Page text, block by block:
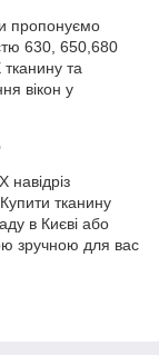
пропонуємо
630, 650,680
та
вікон у
тканину
в Києві або
зручною для вас